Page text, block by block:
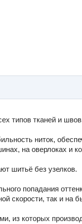
типов тканей и
ниток,
на оверлоках и
шитьё без узелков.
попадания
скорости, так и на
из которых